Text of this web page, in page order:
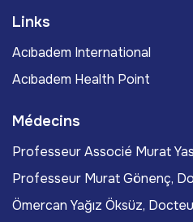
Links
Acıbadem International
Acıbadem Health Point
Médecins
Professeur Associé Murat
Professeur Murat Gönenç,
Ömercan Yağız Öksüz,